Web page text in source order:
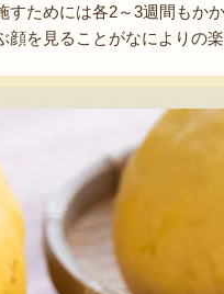
すためには各2～3週間もか
を見ることがなによりの楽